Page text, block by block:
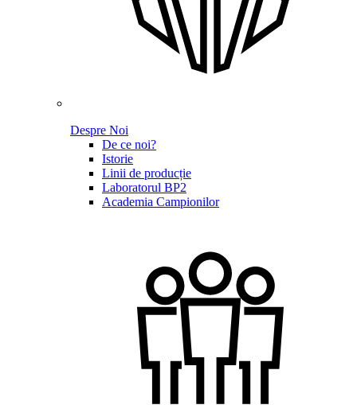
Despre Noi
De ce noi?
Istorie
Linii de producție
Laboratorul BP2
Academia Campionilor